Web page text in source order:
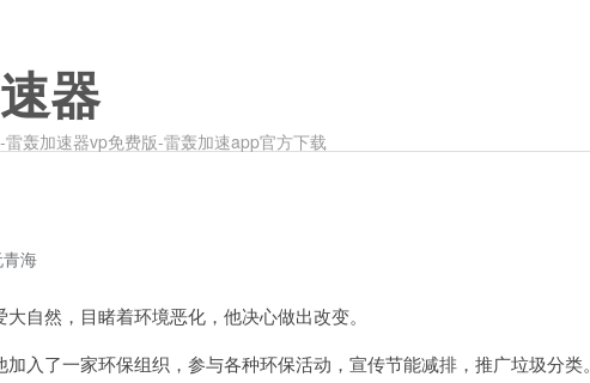
器
轰加速器vp免费版-雷轰加速app官方下载
海
自然，目睹着环境恶化，他决心做出改变。
了一家环保组织，参与各种环保活动，宣传节能减排，推广垃圾分类。